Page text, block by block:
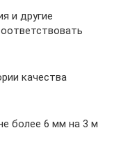
и другие
качества
более 6 мм на 3 м